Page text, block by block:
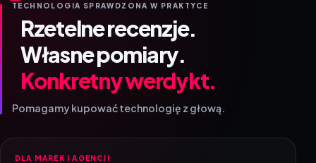
TECHNOLOGIA SPRAWDZONA W PRAKTYCE
Rzetelne recenzje.
Własne pomiary.
Konkretny werdykt.
Pomagamy kupować technologię z głową.
DLA MAREK I AGENCJI